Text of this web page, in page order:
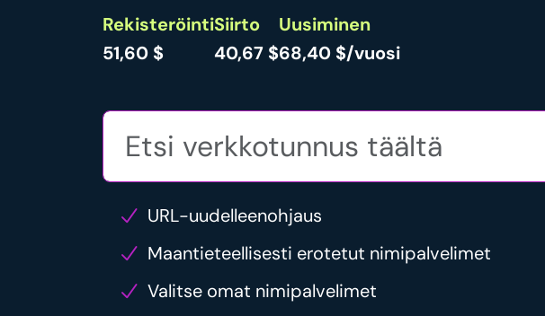
Rekisteröinti
51,60 $
Siirto
40,67 $
Uusiminen
68,40 $/vuosi
URL-uudelleenohjaus
Maantieteellisesti erotetut nimipalvelimet
Valitse omat nimipalvelimet